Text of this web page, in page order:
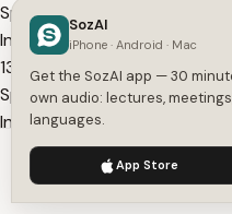
Speaker 1
In questa prima fase, queste
13:10
Speaker 1
Infatti, l'insurrezione del 14
Nazionale.
13:15
Speaker 1
We use cookies to enhance your
SozAI
iPhone · Android · Mac
Get the SozAI app — 30
own audio: lectures,
languages.
App Store